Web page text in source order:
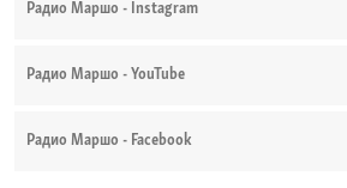
Радио Маршо - Instagram
Радио Маршо - YouTube
Радио Маршо - Facebook